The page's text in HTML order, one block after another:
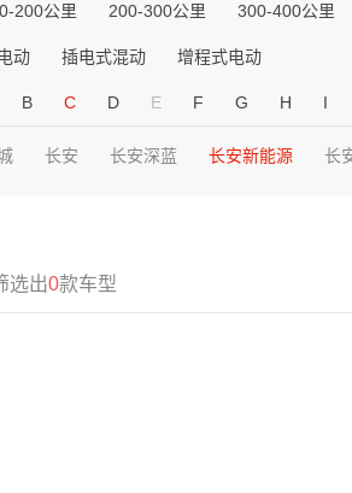
200公里 200-300公里 300-400公里
动 插电式混动 增程式电动
B C D E F G H I
长安 长安深蓝 长安新能源 长
选出0款车型